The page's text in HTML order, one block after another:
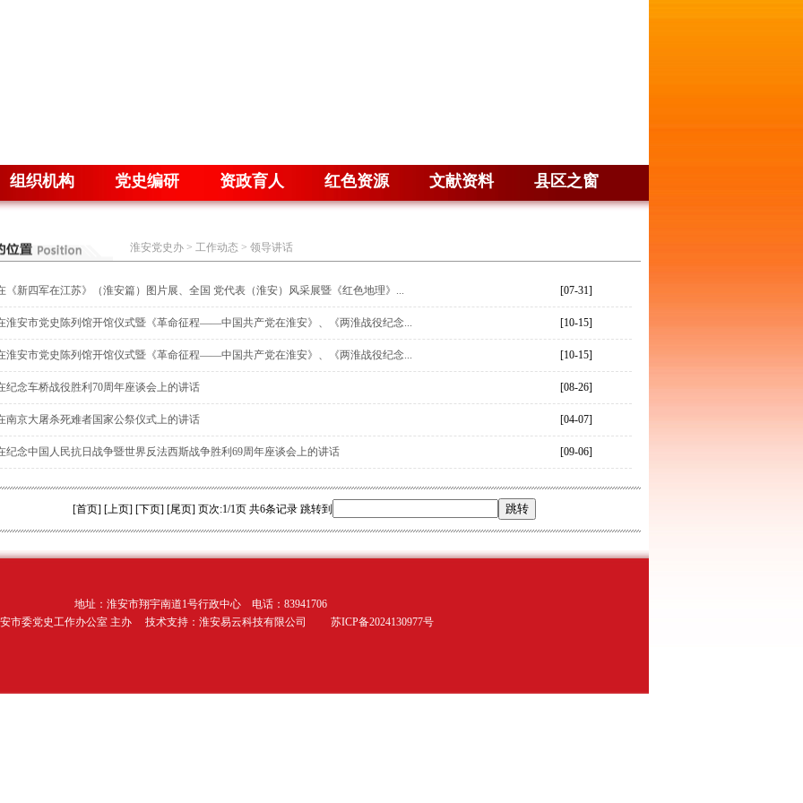
组织机构 党史编研 资政育人 红色资源 文献资料 县区之窗
淮安党史办 > 工作动态 > 领导讲话
[07-31]
《新四军在江苏》（淮安篇）图片展、全国 党代表（淮安）风采展暨《红色地理》...
[10-15]
淮安市党史陈列馆开馆仪式暨《革命征程——中国共产党在淮安》、《两淮战役纪念...
[10-15]
淮安市党史陈列馆开馆仪式暨《革命征程——中国共产党在淮安》、《两淮战役纪念...
[08-26]
纪念车桥战役胜利70周年座谈会上的讲话
[04-07]
南京大屠杀死难者国家公祭仪式上的讲话
[09-06]
纪念中国人民抗日战争暨世界反法西斯战争胜利69周年座谈会上的讲话
[首页] [上页] [下页] [尾页] 页次:1/1页 共6条记录 跳转到
地址：淮安市翔宇南道1号行政中心 电话：83941706
市委党史工作办公室 主办 技术支持：淮安易云科技有限公司 苏ICP备2024130977号